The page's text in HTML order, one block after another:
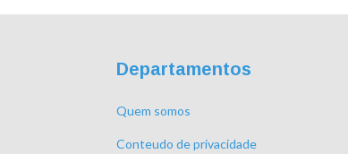
Departamentos
Quem somos
Conteudo de privacidade